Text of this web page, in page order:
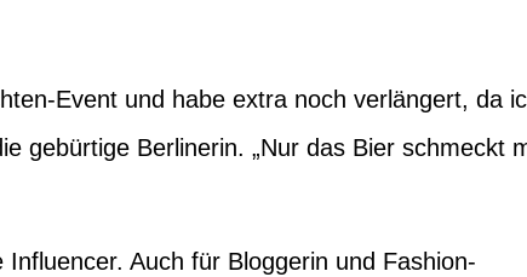
Event und habe extra noch verlängert, da
gebürtige Berlinerin. „Nur das Bier schmeckt
Auch für Bloggerin und Fashion-